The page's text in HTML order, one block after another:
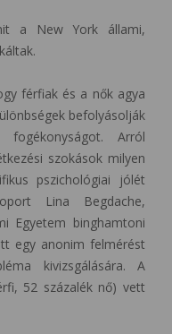
a New York állami,
férfiak és a nők agya
befolyásolják
Arról
szokások milyen
pszichológiai jólét
Lina Begdache,
Egyetem binghamtoni
egy anonim felmérést
kivizsgálására. A
52 százalék nő) vett